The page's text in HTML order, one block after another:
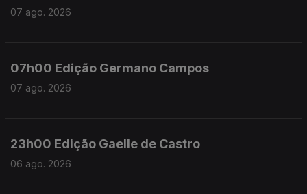
07 ago. 2026
07h00 Edição Germano Campos
07 ago. 2026
23h00 Edição Gaelle de Castro
06 ago. 2026